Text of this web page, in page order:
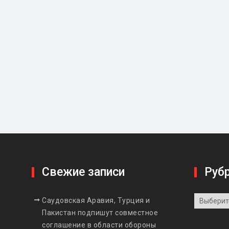
Свежие записи
Саудовская Аравия, Турция и
Пакистан подпишут совместное
соглашение в области обороны
Рубрики